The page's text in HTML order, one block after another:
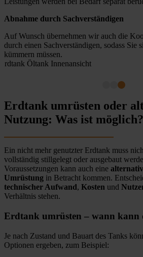
Abnahme durch Sachverständigen
Auf Wunsch übernehmen wir auch die
durch einen Sachverständigen, sodass Sie
kümmern müssen.
Erdtank umrüsten oder
Nutzung: Was ist möglich?
Ein nicht mehr genutzter Erdtank muss
vollständig stillgelegt oder ausgebaut
Voraussetzungen kann auch eine
Umrüstung in Betracht kommen.
technischer Aufwand, Kosten und
Verhältnis stehen.
Erdtank umrüsten – wann kann
Je nach Zustand und Bauart des Tanks
Optionen ergeben, zum Beispiel: